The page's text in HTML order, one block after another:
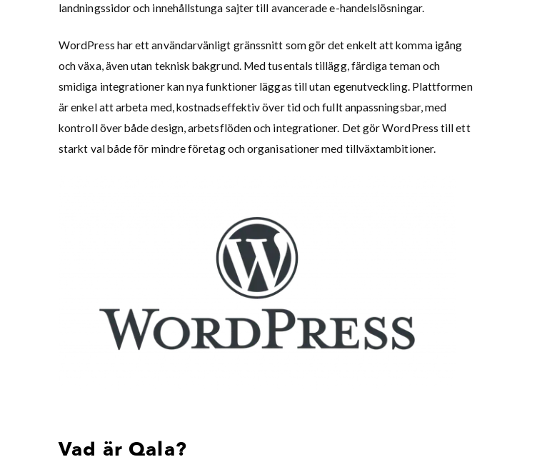
landningssidor och innehållstunga sajter till avancerade e-handelslösningar.
WordPress har ett användarvänligt gränssnitt som gör det enkelt att komma igång
och växa, även utan teknisk bakgrund. Med tusentals tillägg, färdiga teman och
smidiga integrationer kan nya funktioner läggas till utan egenutveckling. Plattformen
är enkel att arbeta med, kostnadseffektiv över tid och fullt anpassningsbar, med
kontroll över både design, arbetsflöden och integrationer. Det gör WordPress till ett
starkt val både för mindre företag och organisationer med tillväxtambitioner.
Vad är Qala?